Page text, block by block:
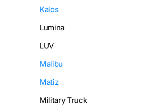
Kalos
Lumina
LUV
Malibu
Matiz
Military Truck